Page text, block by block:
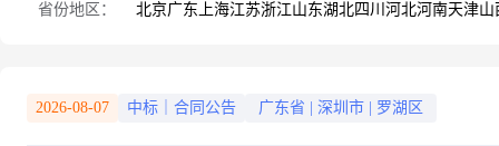
省份地区： 北京广东 上海江苏浙江山东湖北四川 河北河南天津山
2026-08-07 中标｜合同公告 广东省 深圳市 罗湖区